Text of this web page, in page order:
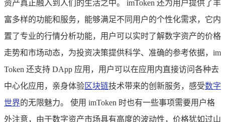
资产真正融入到人们的生活之中。 imToken 还为用户提供了丰
富多样的功能和服务，能够满足不同用户的个性化需求，它内
置了专业的行情分析功能，用户可以实时了解数字资产的价格
走势和市场动态，为投资决策提供科学、准确的参考依据，im
Token 还支持 DApp 应用，用户可以在应用内直接访问各种去
中心化应用，亲身体验区块链技术带来的创新服务，感受数字
世界的无限魅力。 使用 imToken 时也有一些事项需要用户格
外注意，由于数字资产市场具有高度的波动性，价格犹如过山